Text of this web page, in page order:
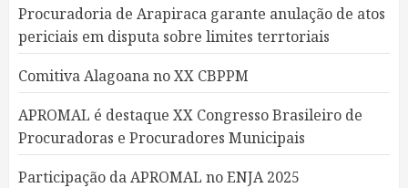
Procuradoria de Arapiraca garante anulação de atos
periciais em disputa sobre limites terrtoriais
Comitiva Alagoana no XX CBPPM
APROMAL é destaque XX Congresso Brasileiro de
Procuradoras e Procuradores Municipais
Participação da APROMAL no ENJA 2025